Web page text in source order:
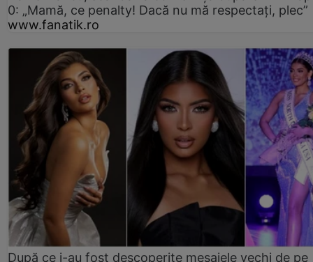
0: „Mamă, ce penalty! Dacă nu mă respectați, plec”
www.fanatik.ro
După ce i-au fost descoperite mesajele vechi de pe